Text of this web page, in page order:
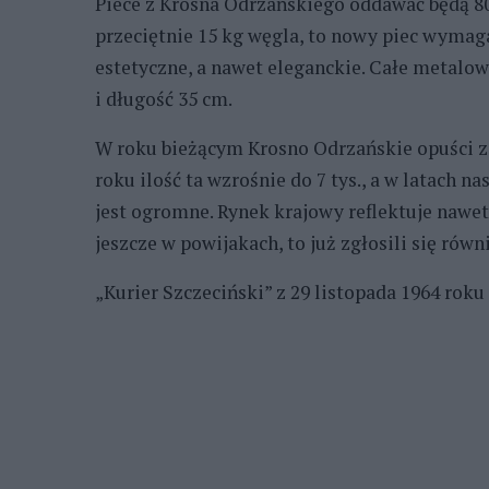
przeciętnie 15 kg węgla, to nowy piec
estetyczne, a nawet eleganckie. Całe
i długość 35 cm.
W roku bieżącym Krosno Odrzańskie opuści
roku ilość ta wzrośnie do 7 tys., a w latach
jest ogromne. Rynek krajowy reflektuje
jeszcze w powijakach, to już zgłosili się
„Kurier Szczeciński” z 29 listopada 1964 roku